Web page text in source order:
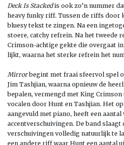
Deck Is Stackedis ook zo’n nummer
heavy funky riff. Tussen de riffs door
bluesy tekst te zingen. Na een
stoere, catchy refrein. Na het tweede
Crimson-achtige gekte die overgaat
lijkt, waarna het sterke refrein het
Mirrorbegint met fraai sfeervol spel
Jim Tashjian, waarna opnieuw de
bepalen, vermengd met King
vocalen door Hunt en Tashjian. Het
aangevuld met piano, heeft een aantal
accentverschuivingen. De band slaagt
verschuivingen volledig natuurlijk te
een andere riff waar Hunt een aantal